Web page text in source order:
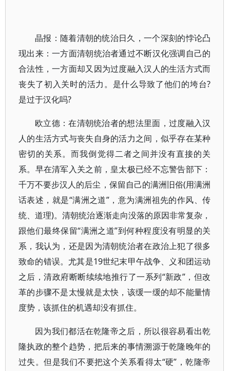
晶报：随着清朝的统治日久，一个深刻的悖论凸
现出来：一方面清朝统治者通过不断汉化强调自己的
合法性，一方面却又因为过度融入汉人的生活方式而
丧失了初入关时的活力。是什么导致了他们的垮台?
是过于汉化吗?
欧立德：在清朝统治者的想法里面，过度融入汉
人的生活方式与丧失自身的活力之间，似乎存在某种
密切的关系。而我倒觉得二者之间并没有直接的关
系。早在清军入关之前，皇太极已经不忘警告部下：
千万不要步汉人的后尘，保留自己的满洲旧俗(用满洲
话表述，就是“满洲之道”，意为满洲祖先的作风、传
统、道理)。清朝统治逐渐走向没落的原因非常复杂，
跟他们最终保留“满洲之道”到何种程度没有明显的关
系，我认为，还是因为清朝统治者在政治上犯了很多
致命的错误。尤其是19世纪末甲午战争、义和团运动
之后，清政府断断续续地推行了一系列“新政”，但改
革的步骤不是太慢就是太快，该缓一缓的却不能量情
度势，该抓住的机遇却没有抓住。
因为我们都活在乾隆帝之后，所以很容易看出乾
隆执政的整个趋势，把后来的事情溯源于乾隆晚年的
过失。但是我们不要把这个关系看得太“硬”，乾隆帝